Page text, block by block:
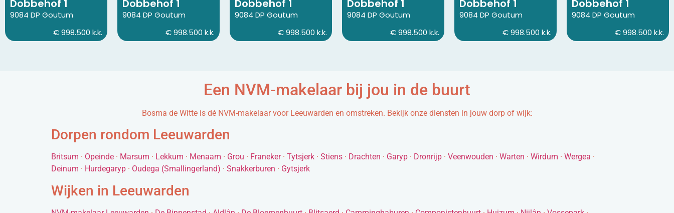
Dobbehof 1
9084 DP Goutum
€ 998.500 k.k.
Dobbehof 1
9084 DP Goutum
€ 998.500 k.k.
Dobbehof 1
9084 DP Goutum
€ 998.500 k.k.
Dobbehof 1
9084 DP Goutum
€ 998.500 k.k.
Dobbehof 1
9084 DP Goutum
€ 998.500 k.k.
Dobbehof 1
9084 DP Goutum
€ 998.500 k.k.
Een NVM-makelaar bij jou in de buurt
Bosma de Witte is dé NVM-makelaar voor Leeuwarden en omstreken. Bekijk onze diensten in jouw dorp of wijk:
Dorpen rondom Leeuwarden
Britsum · Opeinde · Marsum · Lekkum · Menaam · Grou · Franeker· Tytsjerk · Stiens · Drachten · Garyp · Dronrijp · Veenwouden · Warten · Wirdum · Wergea ·
Deinum · Hurdegaryp · Oudega (Smallingerland) · Snakkerburen · Gytsjerk
Wijken in Leeuwarden